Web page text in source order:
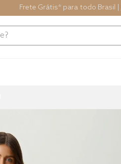
Frete Grátis* para todo Brasil |